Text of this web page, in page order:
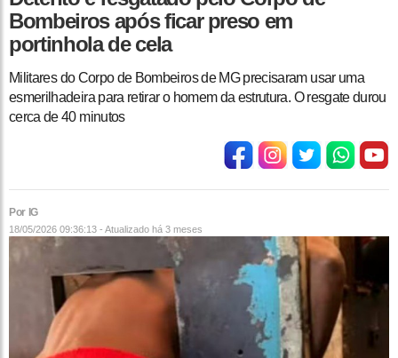
Bombeiros após ficar preso em
portinhola de cela
Militares do Corpo de Bombeiros de MG precisaram usar uma
esmerilhadeira para retirar o homem da estrutura. O resgate durou
cerca de 40 minutos
Por IG
18/05/2026 09:36:13 - Atualizado há 3 meses